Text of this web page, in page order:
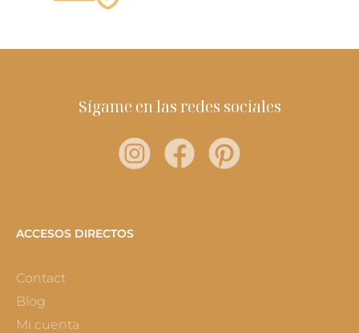
Sígame en las redes sociales
ACCESOS DIRECTOS
Contact
Blog
Mi cuenta